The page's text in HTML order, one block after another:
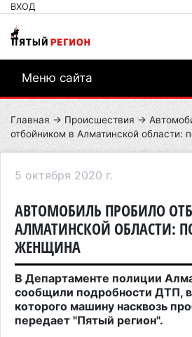
ВХОД
Меню сайта
Главная → Происшествия →
отбойником в Алматинской области:
5 октября 2020 г.
АВТОМОБИЛЬ ПРОБИЛО
АЛМАТИНСКОЙ ОБЛАСТИ:
ЖЕНЩИНА
В Департаменте полиции
сообщили подробности ДТП,
которого машину насквозь
передает "Пятый регион".